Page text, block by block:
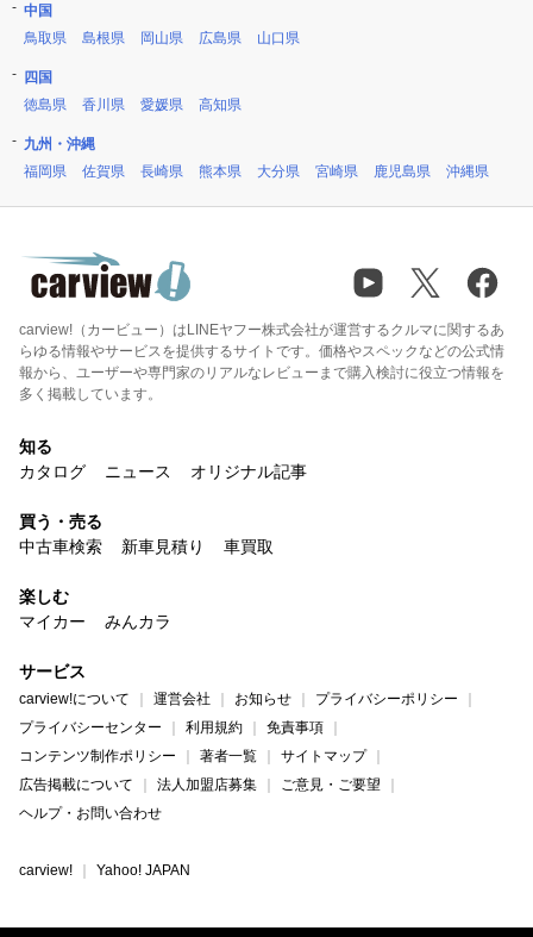
中国
鳥取県
島根県 岡山県 広島県 山口県
四国
徳島県
香川県 愛媛県 高知県
九州・沖縄
福岡県
佐賀県 長崎県 熊本県 大分県 宮崎県 鹿児島県 沖縄県
carview!（カービュー）はLINEヤフー株式会社が運営するクルマに関するあ
らゆる情報やサービスを提供するサイトです。価格やスペックなどの公式情
報から、ユーザーや専門家のリアルなレビューまで購入検討に役立つ情報を
多く掲載しています。
知る
カタログ
ニュース オリジナル記事
買う・売る
中古車検索
新車見積り 車買取
楽しむ
マイカー
みんカラ
サービス
carview!について 運営会社 お知らせ
プライバシーポリシー
プライバシーセンター
利用規約
免責事項
コンテンツ制作ポリシー
著者一覧
サイトマップ
広告掲載について
法人加盟店募集
ご意見・ご要望
ヘルプ・お問い合わせ
carview! Yahoo! JAPAN